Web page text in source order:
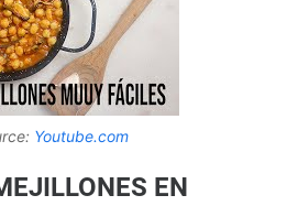
Youtube.com
EN